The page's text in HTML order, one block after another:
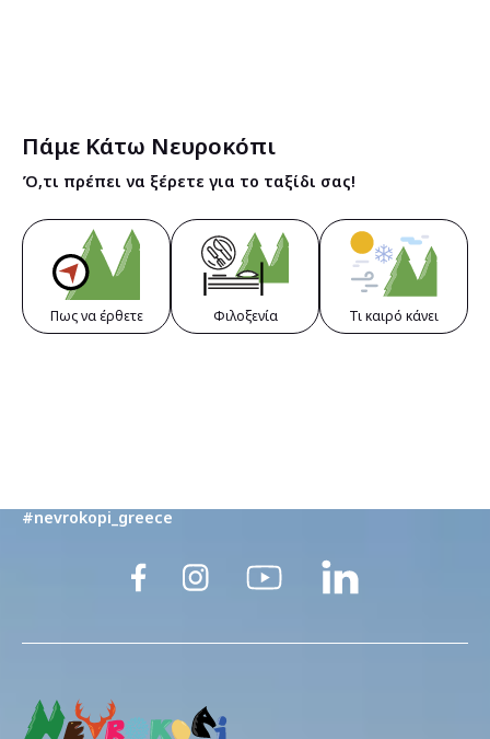
Πάμε Κάτω Νευροκόπι
Ό,τι πρέπει να ξέρετε για το ταξίδι σας!
Πως να έρθετε Φιλοξενία Τι καιρό κάνει
#nevrokopi_greece